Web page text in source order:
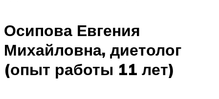
Осипова Евгения
Михайловна, диетолог
(опыт работы 11 лет)